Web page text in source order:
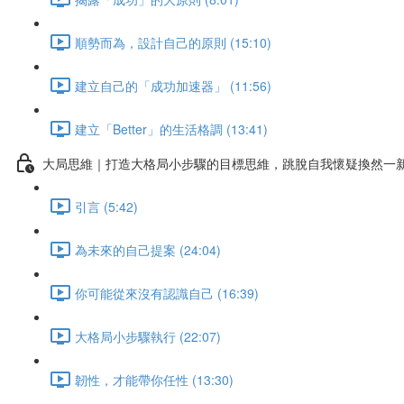
順勢而為，設計自己的原則 (15:10)
建立自己的「成功加速器」 (11:56)
建立「Better」的生活格調 (13:41)
大局思維｜打造大格局小步驟的目標思維，跳脫自我懷疑換然一
引言 (5:42)
為未來的自己提案 (24:04)
你可能從來沒有認識自己 (16:39)
大格局小步驟執行 (22:07)
韌性，才能帶你任性 (13:30)